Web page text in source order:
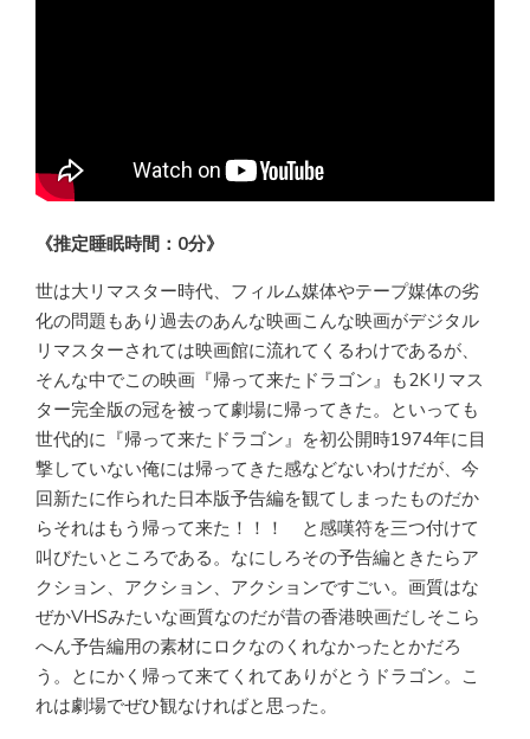
《推定睡眠時間：0分》
世は大リマスター時代、フィルム媒体やテープ媒体の劣
化の問題もあり過去のあんな映画こんな映画がデジタル
リマスターされては映画館に流れてくるわけであるが、
そんな中でこの映画『帰って来たドラゴン』も2Kリマス
ター完全版の冠を被って劇場に帰ってきた。といっても
世代的に『帰って来たドラゴン』を初公開時1974年に目
撃していない俺には帰ってきた感などないわけだが、今
回新たに作られた日本版予告編を観てしまったものだか
らそれはもう帰って来た！！！ と感嘆符を三つ付けて
叫びたいところである。なにしろその予告編ときたらア
クション、アクション、アクションですごい。画質はな
ぜかVHSみたいな画質なのだが昔の香港映画だしそこら
へん予告編用の素材にロクなのくれなかったとかだろ
う。とにかく帰って来てくれてありがとうドラゴン。こ
れは劇場でぜひ観なければと思った。